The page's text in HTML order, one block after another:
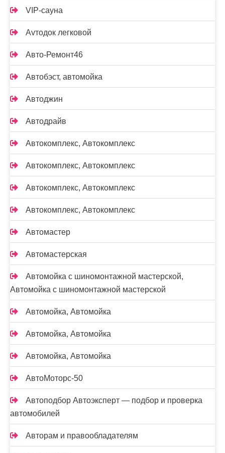
VIP-сауна
Аvтодок легковой
Авто-Ремонт46
Автобэст, автомойка
Автоджин
Автодрайв
Автокомплекс, Автокомплекс
Автокомплекс, Автокомплекс
Автокомплекс, Автокомплекс
Автокомплекс, Автокомплекс
Автомастер
Автомастерская
Автомойка с шиномонтажной мастерской,
Автомойка с шиномонтажной мастерской
Автомойка, Автомойка
Автомойка, Автомойка
Автомойка, Автомойка
АвтоМоторс-50
Автоподбор Автоэксперт — подбор и проверка
автомобилей
Авторам и правообладателям